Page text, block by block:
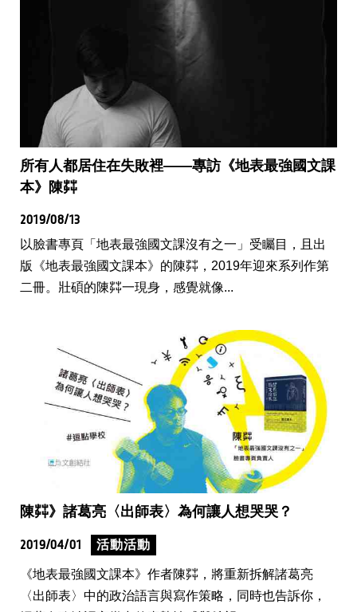
所有人都居住在失敗裡——專訪《地表最強國文課
本》陳茻
2019/08/13
以臉書專頁「地表最強國文課沒有之一」受矚目，且出
版《地表最強國文課本》的陳茻，2019年迎來系列作第
二冊。壯碩的陳茻一現身，感覺就像...
陳茻》諸葛亮〈出師表〉為何讓人想哭哭？
2019/04/01 活動活動
《地表最強國文課本》作者陳茻，將重新拆解諸葛亮
〈出師表〉中的政治語言與寫作策略，同時也告訴你，